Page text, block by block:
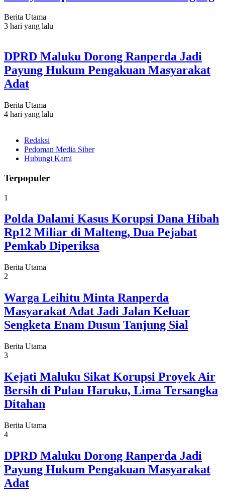
Berita Utama
3 hari yang lalu
DPRD Maluku Dorong Ranperda Jadi
Payung Hukum Pengakuan Masyarakat
Adat
Berita Utama
4 hari yang lalu
Redaksi
Pedoman Media Siber
Hubungi Kami
Terpopuler
1
Polda Dalami Kasus Korupsi Dana Hibah
Rp12 Miliar di Malteng, Dua Pejabat
Pemkab Diperiksa
Berita Utama
2
Warga Leihitu Minta Ranperda
Masyarakat Adat Jadi Jalan Keluar
Sengketa Enam Dusun Tanjung Sial
Berita Utama
3
Kejati Maluku Sikat Korupsi Proyek Air
Bersih di Pulau Haruku, Lima Tersangka
Ditahan
Berita Utama
4
DPRD Maluku Dorong Ranperda Jadi
Payung Hukum Pengakuan Masyarakat
Adat